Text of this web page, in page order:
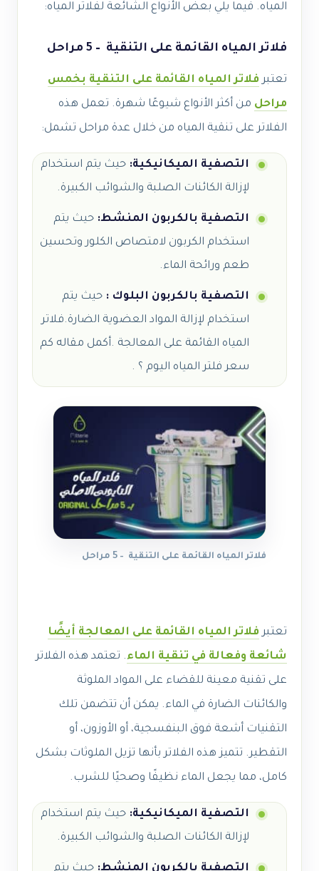
المياه. فيما يلي بعض الأنواع الشائعة لفلاتر المياه:
فلاتر المياه القائمة على التنقية – 5 مراحل
تعتبر فلاتر المياه القائمة على التنقية بخمس
مراحل من أكثر الأنواع شيوعًا شهرة. تعمل هذه
الفلاتر على تنقية المياه من خلال عدة مراحل تشمل:
التصفية الميكانيكية: حيث يتم استخدام
لإزالة الكائنات الصلبة والشوائب الكبيرة.
التصفية بالكربون المنشط: حيث يتم
استخدام الكربون لامتصاص الكلور وتحسين
طعم ورائحة الماء.
التصفية بالكربون البلوك : حيث يتم
استخدام لإزالة المواد العضوية الضارة.فلاتر
المياه القائمة على المعالجة .أكمل مقاله كم
سعر فلتر المياه اليوم ؟ .
فلاتر المياه القائمة على التنقية – 5 مراحل
تعتبر فلاتر المياه القائمة على المعالجة أيضًا
شائعة وفعالة في تنقية الماء. تعتمد هذه الفلاتر
على تقنية معينة للقضاء على المواد الملوثة
والكائنات الضارة في الماء. يمكن أن تتضمن تلك
التقنيات أشعة فوق البنفسجية، أو الأوزون، أو
التقطير. تتميز هذه الفلاتر بأنها تزيل الملوثات بشكل
كامل، مما يجعل الماء نظيفًا وصحيًا للشرب.
التصفية الميكانيكية: حيث يتم استخدام
لإزالة الكائنات الصلبة والشوائب الكبيرة.